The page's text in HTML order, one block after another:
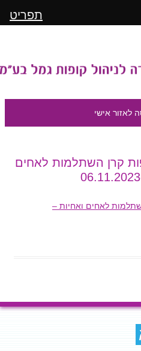
לאזור אישי
לתוכןקרן השתלמות לאחים
לאחים ואחיות –
תפריט